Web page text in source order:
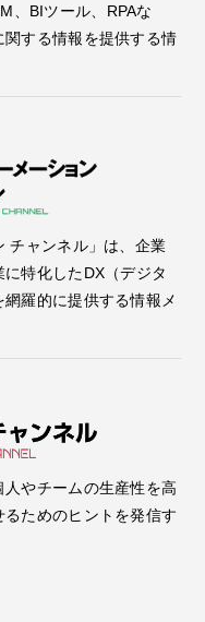
、BIツール、RPAな
する情報を提供する情
チャンネル」は、企業
特化したDX（デジタ
羅的に提供する情報メ
人やチームの生産性を高
ためのヒントを発信す